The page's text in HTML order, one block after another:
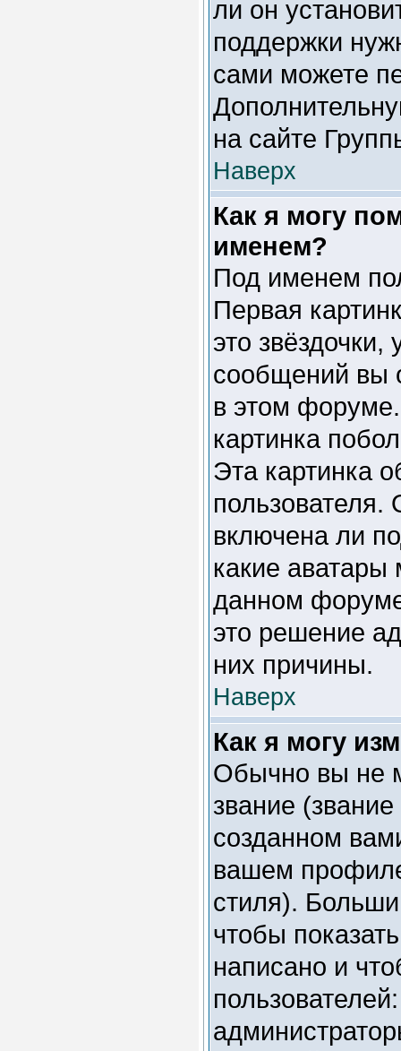
ли он
поддержки
сами можете
на сайте
Наверх
Как я могу
именем?
Под именем
Первая
это
сообщений вы
в этом
картинка
Эта картинка
пользователя.
включена ли
какие аватары
данном
это решение
них причины.
Наверх
Как я могу
Обычно вы не
звание
созданном
вашем
стиля).
чтобы
написано и